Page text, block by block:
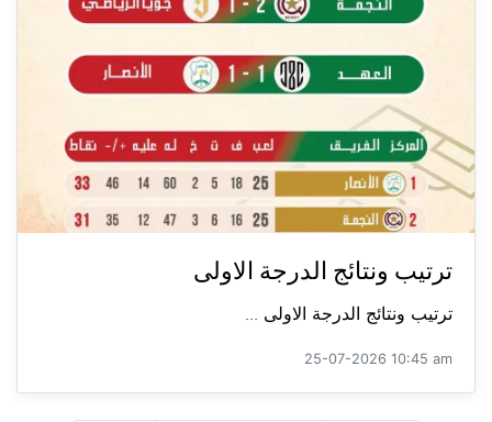
ترتيب ونتائج الدرجة الاولى
ترتيب ونتائج الدرجة الاولى ...
25-07-2026 10:45 am